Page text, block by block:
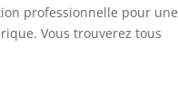
professionnelle pour une
Vous trouverez tous